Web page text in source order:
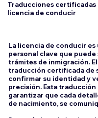
Traducciones certificadas
licencia de conducir
La licencia de conducir
personal clave que
trámites de inmigración.
traducción certificada de
confirmar su identidad y
precisión. Esta
garantizar que cada
de nacimiento, se